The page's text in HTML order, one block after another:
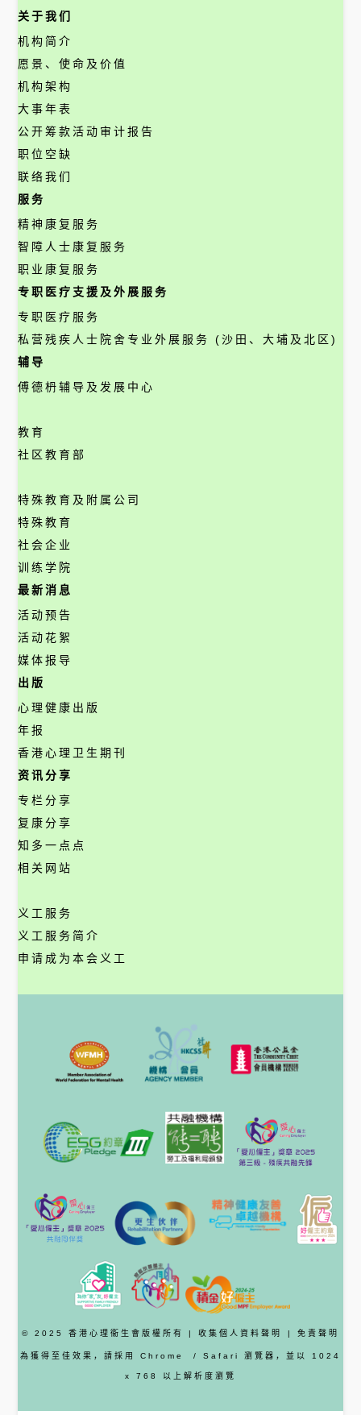
关于我们
机构简介
愿景、使命及价值
机构架构
大事年表
公开筹款活动审计报告
职位空缺
联络我们
服务
精神康复服务
智障人士康复服务
职业康复服务
专职医疗支援及外展服务
专职医疗服务
私营残疾人士院舍专业外展服务 (沙田、大埔及北区)
辅导
傅德枬辅导及发展中心
教育
社区教育部
特殊教育及附属公司
特殊教育
社会企业
训练学院
最新消息
活动预告
活动花絮
媒体报导
出版
心理健康出版
年报
香港心理卫生期刊
资讯分享
专栏分享
复康分享
知多一点点
相关网站
义工服务
义工服务简介
申请成为本会义工
© 2025 香港心理衞生會版權所有 | 收集個人資料聲明 | 免責聲明
為獲得至佳效果，請採用 Chrome / Safari 瀏覽器 ，並以 1024
x 768 以上解析度瀏覽